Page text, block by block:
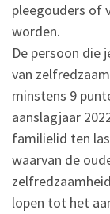
pleegouders of
worden.
De persoon die
van
minstens 9
aanslagjaar
familielid ten
waarvan de
lopen tot het